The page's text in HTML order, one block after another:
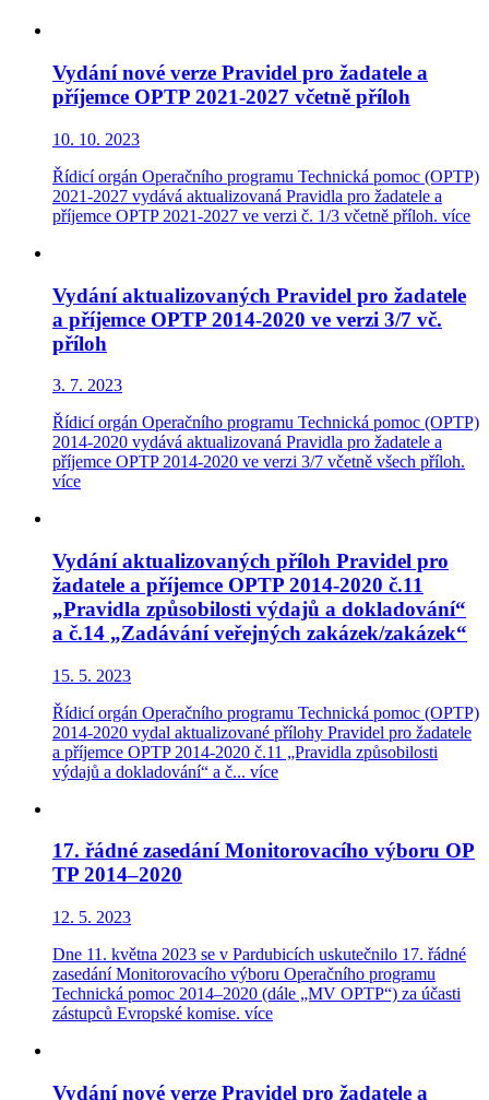
Vydání nové verze Pravidel pro žadatele a
příjemce OPTP 2021-2027 včetně příloh
10. 10. 2023
Řídicí orgán Operačního programu Technická pomoc (OPTP)
2021-2027 vydává aktualizovaná Pravidla pro žadatele a
příjemce OPTP 2021-2027 ve verzi č. 1/3 včetně příloh. více
Vydání aktualizovaných Pravidel pro žadatele
a příjemce OPTP 2014-2020 ve verzi 3/7 vč.
příloh
3. 7. 2023
Řídicí orgán Operačního programu Technická pomoc (OPTP)
2014-2020 vydává aktualizovaná Pravidla pro žadatele a
příjemce OPTP 2014-2020 ve verzi 3/7 včetně všech příloh.
více
Vydání aktualizovaných příloh Pravidel pro
žadatele a příjemce OPTP 2014-2020 č.11
„Pravidla způsobilosti výdajů a dokladování“
a č.14 „Zadávání veřejných zakázek/zakázek“
15. 5. 2023
Řídicí orgán Operačního programu Technická pomoc (OPTP)
2014-2020 vydal aktualizované přílohy Pravidel pro žadatele
a příjemce OPTP 2014-2020 č.11 „Pravidla způsobilosti
výdajů a dokladování“ a č... více
17. řádné zasedání Monitorovacího výboru OP
TP 2014–2020
12. 5. 2023
Dne 11. května 2023 se v Pardubicích uskutečnilo 17. řádné
zasedání Monitorovacího výboru Operačního programu
Technická pomoc 2014–2020 (dále „MV OPTP“) za účasti
zástupců Evropské komise. více
Vydání nové verze Pravidel pro žadatele a